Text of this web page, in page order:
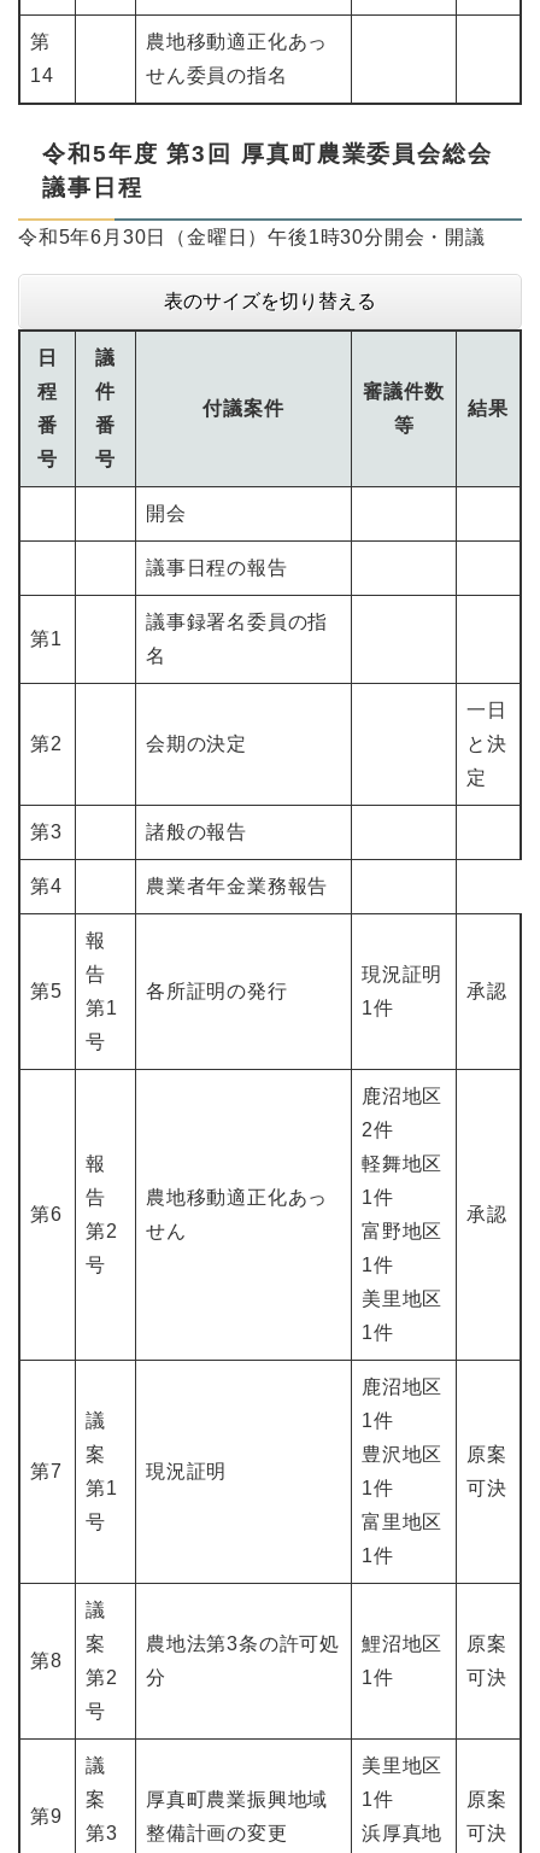
第
14
農地移動適正化あっ
せん委員の指名
令和5年度 第3回 厚真町農業委員会総会
議事日程
令和5年6月30日（金曜日）午後1時30分開会・開議
表のサイズを切り替える
日
程
番
号
議
件
番
号
付議案件
審議件数
等
結果
開会
議事日程の報告
第1
議事録署名委員の指
名
第2 会期の決定
一日
と決
定
第3 諸般の報告
第4 農業者年金業務報告
第5
報
告
第1
号
各所証明の発行
現況証明
1件
承認
第6
報
告
第2
号
農地移動適正化あっ
せん
鹿沼地区
2件
軽舞地区
1件
富野地区
1件
美里地区
1件
承認
第7
議
案
第1
号
現況証明
鹿沼地区
1件
豊沢地区
1件
富里地区
1件
原案
可決
第8
議
案
第2
号
農地法第3条の許可処
分
鯉沼地区
1件
原案
可決
第9
議
案
第3
厚真町農業振興地域
整備計画の変更
美里地区
1件
浜厚真地
原案
可決